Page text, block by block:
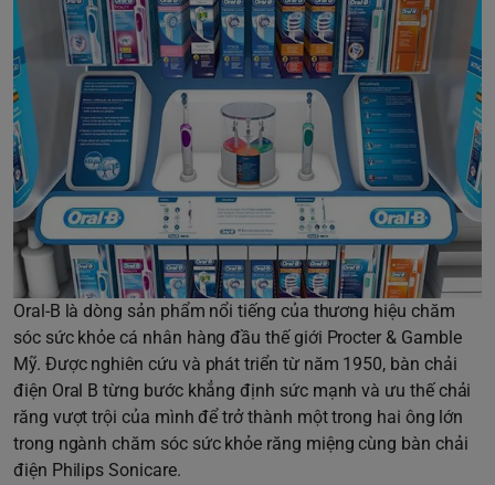
Oral-B là dòng sản phẩm nổi tiếng của thương hiệu chăm
sóc sức khỏe cá nhân hàng đầu thế giới Procter & Gamble
Mỹ. Được nghiên cứu và phát triển từ năm 1950, bàn chải
điện Oral B từng bước khẳng định sức mạnh và ưu thế chải
răng vượt trội của mình để trở thành một trong hai ông lớn
trong ngành chăm sóc sức khỏe răng miệng cùng bàn chải
điện Philips Sonicare.